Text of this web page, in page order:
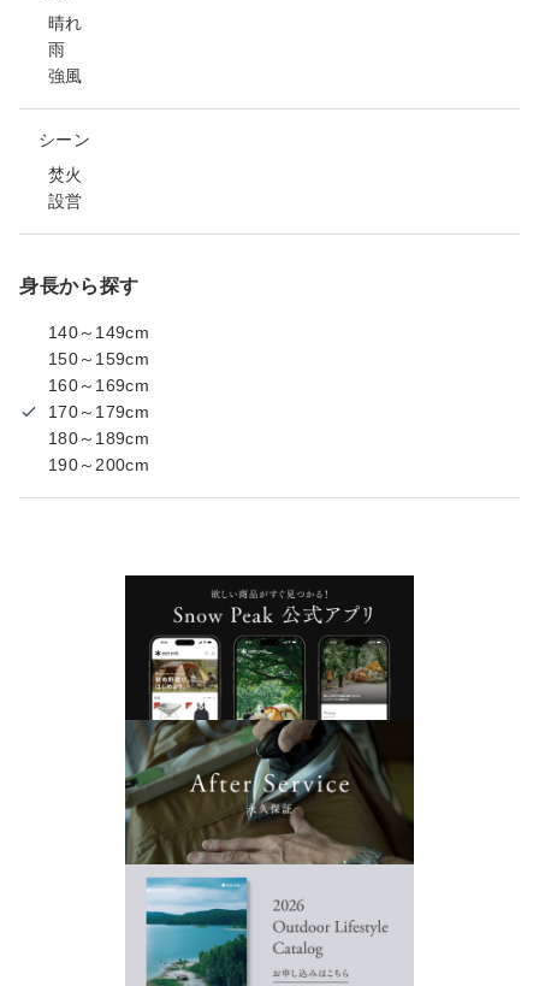
晴れ
雨
強風
シーン
焚火
設営
身長から探す
140～149cm
150～159cm
160～169cm
170～179cm
180～189cm
190～200cm